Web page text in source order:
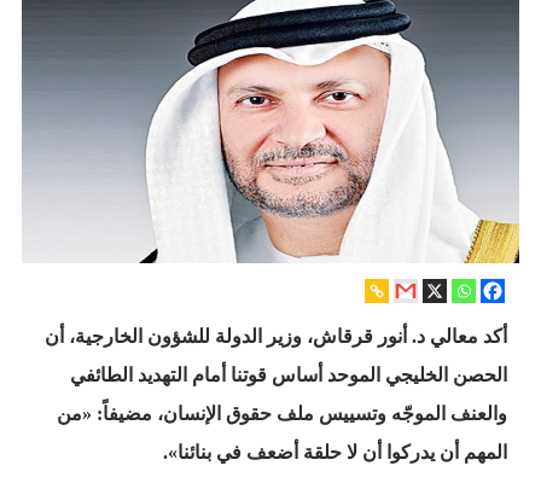
أكد معالي د. أنور قرقاش، وزير الدولة للشؤون الخارجية، أن
الحصن الخليجي الموحد أساس قوتنا أمام التهديد الطائفي
والعنف الموجّه وتسييس ملف حقوق الإنسان، مضيفاً: «من
المهم أن يدركوا أن لا حلقة أضعف في بنائنا».